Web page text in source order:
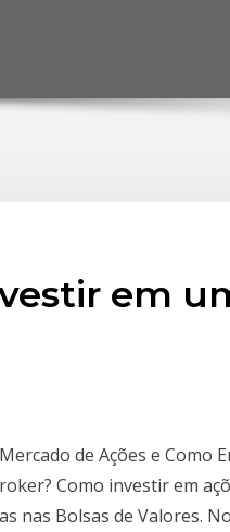
em
de Ações e Como
Como investir em
nas Bolsas de Valores.